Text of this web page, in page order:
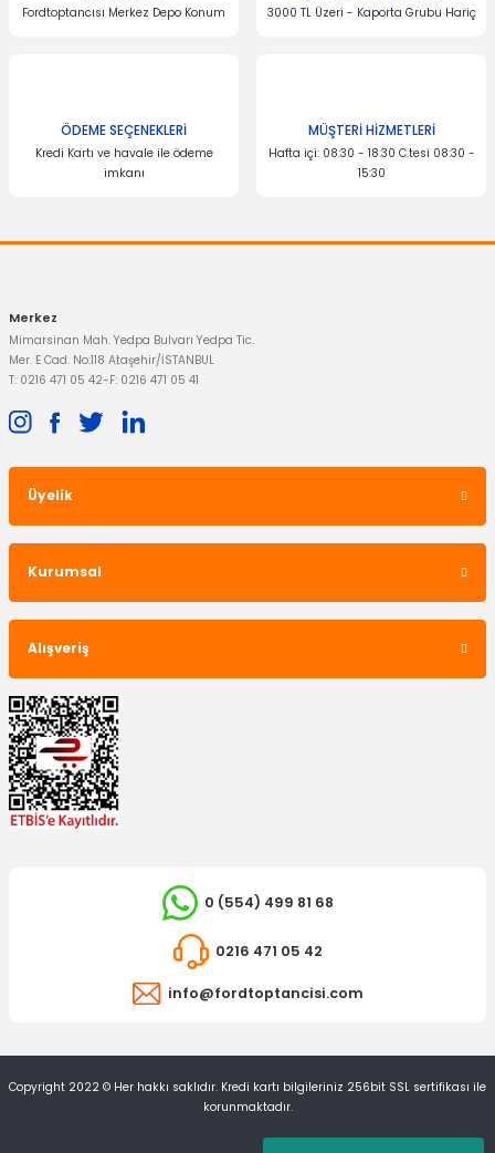
Fordtoptancısı Merkez Depo Konum 3000 TL Üzeri - Kaporta Grubu Hariç
ÖDEME SEÇENEKLERİ
Kredi Kartı ve havale ile ödeme
imkanı
MÜŞTERİ HİZMETLERİ
Hafta içi: 08:30 - 18:30 C.tesi 08:30 -
15:30
Merkez
Mimarsinan Mah. Yedpa Bulvarı Yedpa Tic.
Mer. E Cad. No:118 Ataşehir/İSTANBUL
T: 0216 471 05 42-F: 0216 471 05 41
Üyelik
Kurumsal
Alışveriş
0 (554) 499 81 68
0216 471 05 42
info@fordtoptancisi.com
Copyright 2022 © Her hakkı saklıdır. Kredi kartı bilgileriniz 256bit SSL sertifikası ile
korunmaktadır.